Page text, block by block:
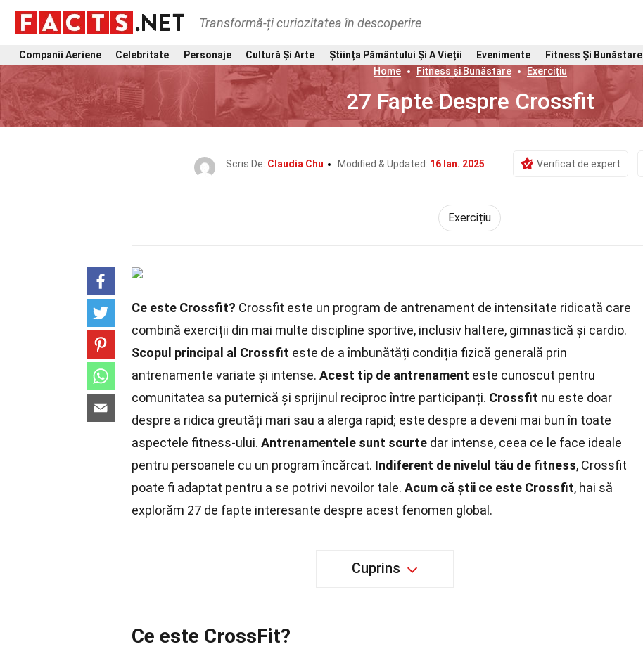
Transformă-ți curiozitatea în descoperire
Companii Aeriene Celebritate Personaje Cultură Și Arte Știința Pământului Și A Vieții Evenimente Fitness Și Bunăstare
Home
Fitness și Bunăstare Exercițiu
27 Fapte Despre Crossfit
Scris De: Claudia Chu Modified & Updated: 16 Ian. 2025 Verificat de expert
Exercițiu
Ce este Crossfit? Crossfit este un program de antrenament de intensitate ridicată care
combină exerciții din mai multe discipline sportive, inclusiv haltere, gimnastică și cardio.
Scopul principal al Crossfit este de a îmbunătăți condiția fizică generală prin
antrenamente variate și intense. Acest tip de antrenament este cunoscut pentru
comunitatea sa puternică și sprijinul reciproc între participanți. Crossfit nu este doar
despre a ridica greutăți mari sau a alerga rapid; este despre a deveni mai bun în toate
aspectele fitness-ului. Antrenamentele sunt scurte dar intense, ceea ce le face ideale
pentru persoanele cu un program încărcat. Indiferent de nivelul tău de fitness, Crossfit
poate fi adaptat pentru a se potrivi nevoilor tale. Acum că știi ce este Crossfit, hai să
explorăm 27 de fapte interesante despre acest fenomen global.
Cuprins
Ce este CrossFit?